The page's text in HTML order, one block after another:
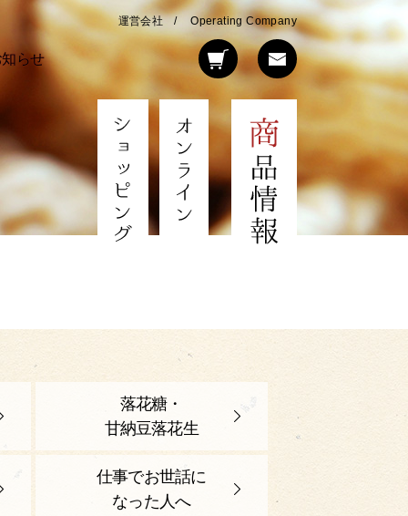
らせ
運営会社 Operating Company
落花糖・
甘納豆落花生
仕事でお世話に
なった人へ